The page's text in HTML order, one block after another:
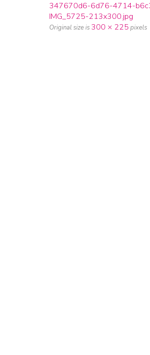
347670d6-6d76-4714-
IMG_5725-213x300.jpg
Original size is 300 × 225 pixels